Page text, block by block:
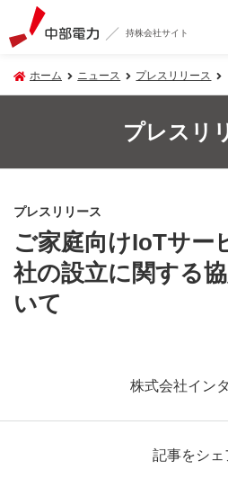
持株会社サイト
ホーム ニュース プレスリリース
プレスリ
プレスリリース
ご家庭向けIoTサー
社の設立に関する
いて
株式会社イン
記事をシェ